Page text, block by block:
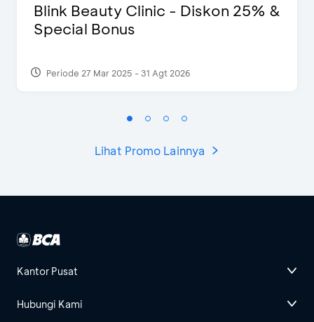
Blink Beauty Clinic - Diskon 25% &
Special Bonus
Periode 27 Mar 2025 - 31 Agt 2026
Lihat Promo Lainnya
Kantor Pusat
Hubungi Kami